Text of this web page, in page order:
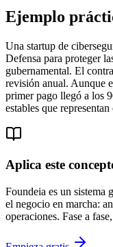
Ejemplo
Una startup de
Defensa para proteger
gubernamental. El
revisión anual. Aunque
primer pago llegó a los
estables que
Aplica este
Foundeia es un sistema
el negocio en marcha:
operaciones. Fase a